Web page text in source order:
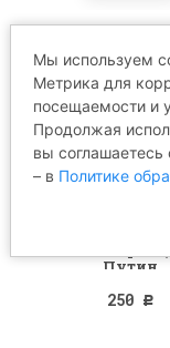
Путин
250 Р
Мы используем
Метрика для
посещаемости и
Продолжая
вы
– в Политике